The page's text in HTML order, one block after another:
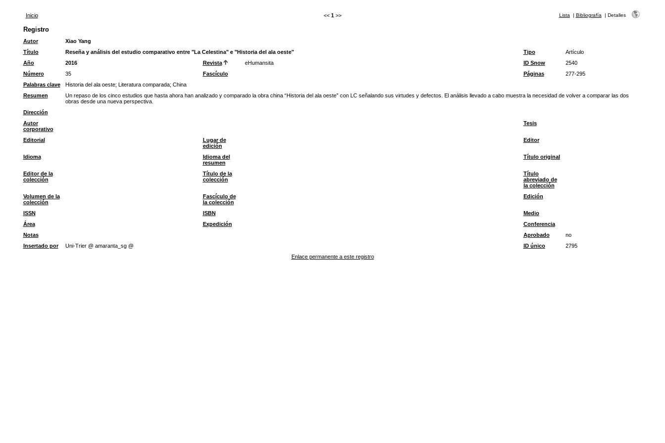
Inicio << 1 >> Lista | Bibliografía | Detalles
Registro
Autor
Xiao Yang
Título
Reseña y análisis del estudio comparativo entre "La Celestina" e "Historia del ala oeste" Tipo
Artículo
Año
2016 Revista eHumansita ID Snow
2540
Número
35 Fascículo Páginas
277-295
Palabras clave
Historia del ala oeste; Literatura comparada; China
Resumen
Un repaso de los cinco estudios que hasta ahora han analizado y comparado la obra china “Historia del ala oeste” con LC señalando sus virtudes y defectos. El análisis llevado a cabo muestra la necesidad de volver a comparar las dos
obras desde una nueva perspectiva.
Dirección
Autor
corporativo
Tesis
Editorial
Lugar de
edición
Editor
Idioma
Idioma del
resumen
Título original
Editor de la
colección
Título de la
colección
Título
abreviado de
la colección
Volumen de la
colección
Fascículo de
la colección
Edición
ISSN ISBN
Medio
Área
Expedición
Conferencia
Notas
Aprobado
no
Insertado por
Uni-Trier @ amaranta_sg @ ID único
2795
Enlace permanente a este registro